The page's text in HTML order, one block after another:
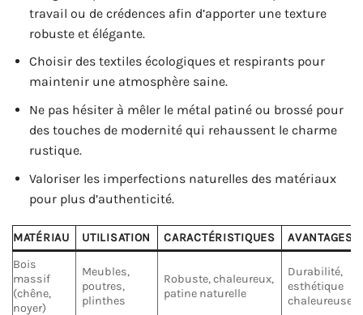
travail ou de crédences afin d’apporter une texture
robuste et élégante.
Choisir des textiles écologiques et respirants pour
maintenir une atmosphère saine.
Ne pas hésiter à mêler le métal patiné ou brossé pour
des touches de modernité qui rehaussent le charme
rustique.
Valoriser les imperfections naturelles des matériaux
pour plus d’authenticité.
MATÉRIAU UTILISATION CARACTÉRISTIQUES
AVANTAGES
Bois
massif
(chêne,
noyer)
Meubles,
poutres,
plinthes
Robuste, chaleureux,
patine naturelle
Durabilité,
esthétique
chaleureuse